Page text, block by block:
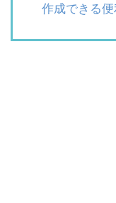
作成できる